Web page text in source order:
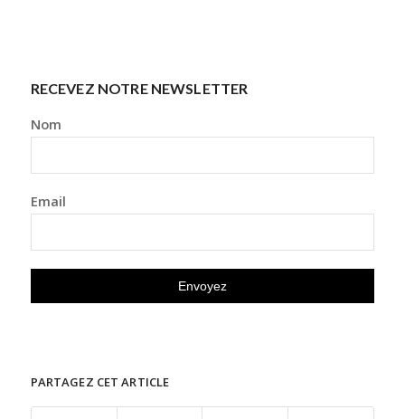
RECEVEZ NOTRE NEWSLETTER
Nom
Email
PARTAGEZ CET ARTICLE